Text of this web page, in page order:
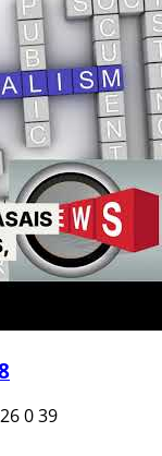
039